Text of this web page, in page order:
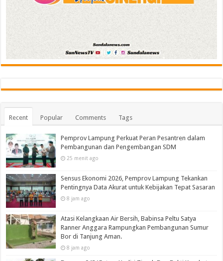
Recent Popular Comments Tags
Pemprov Lampung Perkuat Peran Pesantren dalam
Pembangunan dan Pengembangan SDM
25 menit ago
Sensus Ekonomi 2026, Pemprov Lampung Tekankan
Pentingnya Data Akurat untuk Kebijakan Tepat Sasaran
8 jam ago
Atasi Kelangkaan Air Bersih, Babinsa Peltu Satya
Ranner Anggara Rampungkan Pembangunan Sumur
Bor di Tanjung Aman.
8 jam ago